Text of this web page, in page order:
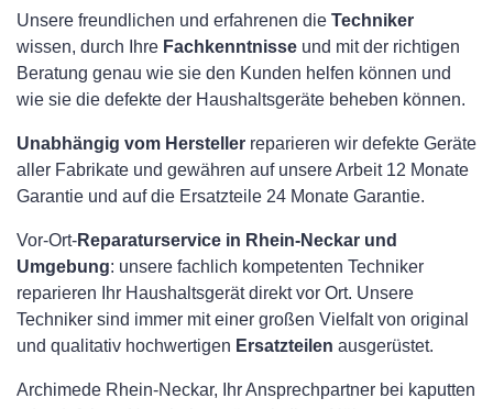
Unsere freundlichen und erfahrenen die Techniker
wissen, durch Ihre Fachkenntnisse und mit der richtigen
Beratung genau wie sie den Kunden helfen können und
wie sie die defekte der Haushaltsgeräte beheben können.
Unabhängig vom Hersteller reparieren wir defekte Geräte
aller Fabrikate und gewähren auf unsere Arbeit 12 Monate
Garantie und auf die Ersatzteile 24 Monate Garantie.
Vor-Ort-Reparaturservice in Rhein-Neckar und
Umgebung: unsere fachlich kompetenten Techniker
reparieren Ihr Haushaltsgerät direkt vor Ort. Unsere
Techniker sind immer mit einer großen Vielfalt von original
und qualitativ hochwertigen Ersatzteilen ausgerüstet.
Archimede Rhein-Neckar, Ihr Ansprechpartner bei kaputten